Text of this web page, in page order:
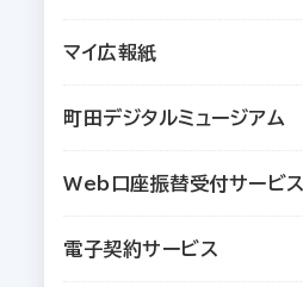
マイ広報紙
町田デジタルミュージアム
Web口座振替受付サービス
電子契約サービス